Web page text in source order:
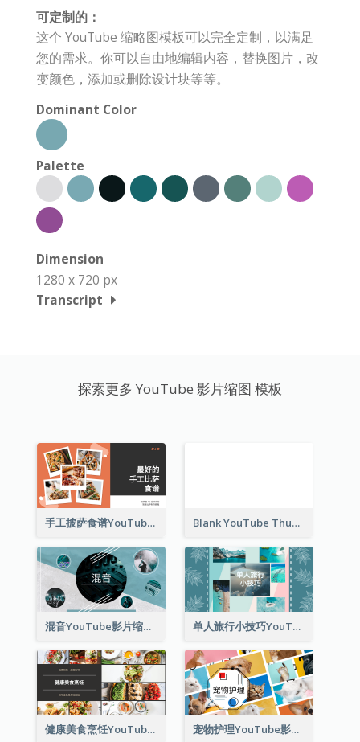
可定制的：
这个 YouTube 缩略图模板可以完全定制，以满足
您的需求。你可以自由地编辑内容，替换图片，改
变颜色，添加或删除设计块等等。
Dominant Color
Palette
Dimension
1280 x 720 px
Transcript
探索更多 YouTube 影片缩图 模板
手工披萨食谱YouTube影片缩图 Blank YouTube Thumbnail
混音YouTube影片缩图 单人旅行小技巧YouTube影片缩图
健康美食烹饪YouTube影片缩图 宠物护理YouTube影片缩图